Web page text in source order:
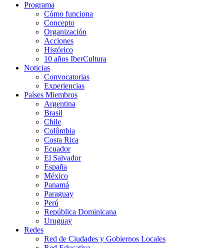
Programa
Cómo funciona
Concepto
Organización
Acciones
Histórico
10 años IberCultura
Noticias
Convocatorias
Experiencias
Países Miembros
Argentina
Brasil
Chile
Colômbia
Costa Rica
Ecuador
El Salvador
España
México
Panamá
Paraguay
Perú
República Dominicana
Uruguay
Redes
Red de Ciudades y Gobiernos Locales